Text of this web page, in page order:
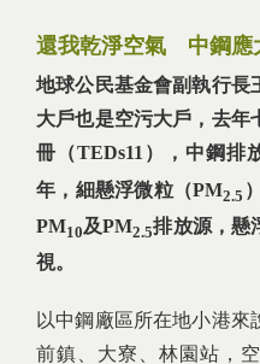
還我乾淨空氣 中鋼應
地球公民基金會副執行長
大戶也是空污大戶，去年
冊（TEDs11），中鋼排
年，細懸浮微粒（PM2.5
PM10及PM2.5排放源，懸
視。
以中鋼廠區所在地小港來
前鎮、大寮、林園站，